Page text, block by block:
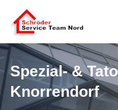
Spezial- &
Knorrendorf